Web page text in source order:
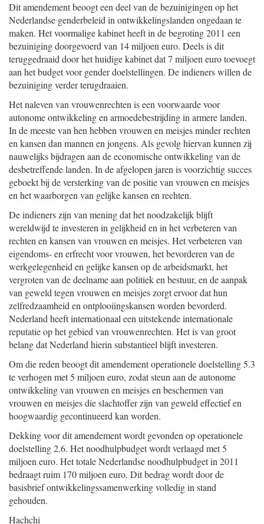
Dit amendement beoogt een deel van de bezuinigingen op het
Nederlandse genderbeleid in ontwikkelingslanden ongedaan te
maken. Het voormalige kabinet heeft in de begroting 2011 een
bezuiniging doorgevoerd van 14 miljoen euro. Deels is dit
teruggedraaid door het huidige kabinet dat 7 miljoen euro toevoegt
aan het budget voor gender doelstellingen. De indieners willen de
bezuiniging verder terugdraaien.
Het naleven van vrouwenrechten is een voorwaarde voor
autonome ontwikkeling en armoedebestrijding in armere landen.
In de meeste van hen hebben vrouwen en meisjes minder rechten
en kansen dan mannen en jongens. Als gevolg hiervan kunnen zij
nauwelijks bijdragen aan de economische ontwikkeling van de
desbetreffende landen. In de afgelopen jaren is voorzichtig succes
geboekt bij de versterking van de positie van vrouwen en meisjes
en het waarborgen van gelijke kansen en rechten.
De indieners zijn van mening dat het noodzakelijk blijft
wereldwijd te investeren in gelijkheid en in het verbeteren van
rechten en kansen van vrouwen en meisjes. Het verbeteren van
eigendoms- en erfrecht voor vrouwen, het bevorderen van de
werkgelegenheid en gelijke kansen op de arbeidsmarkt, het
vergroten van de deelname aan politiek en bestuur, en de aanpak
van geweld tegen vrouwen en meisjes zorgt ervoor dat hun
zelfredzaamheid en ontplooiingskansen worden bevorderd.
Nederland heeft internationaal een uitstekende internationale
reputatie op het gebied van vrouwenrechten. Het is van groot
belang dat Nederland hierin substantieel blijft investeren.
Om die reden beoogt dit amendement operationele doelstelling 5.3
te verhogen met 5 miljoen euro, zodat steun aan de autonome
ontwikkeling van vrouwen en meisjes en beschermen van
vrouwen en meisjes die slachtoffer zijn van geweld effectief en
hoogwaardig gecontinueerd kan worden.
Dekking voor dit amendement wordt gevonden op operationele
doelstelling 2.6. Het noodhulpbudget wordt verlaagd met 5
miljoen euro. Het totale Nederlandse noodhulpbudget in 2011
bedraagt ruim 170 miljoen euro. Dit bedrag wordt door de
basisbrief ontwikkelingssamenwerking volledig in stand
gehouden.
Hachchi